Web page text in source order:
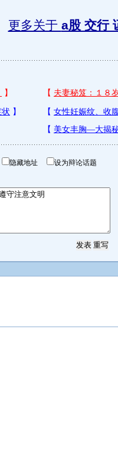
更多关于 a股 交行
隐藏地址 设为辩论话题